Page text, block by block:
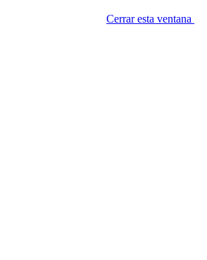
Cerrar esta ventana